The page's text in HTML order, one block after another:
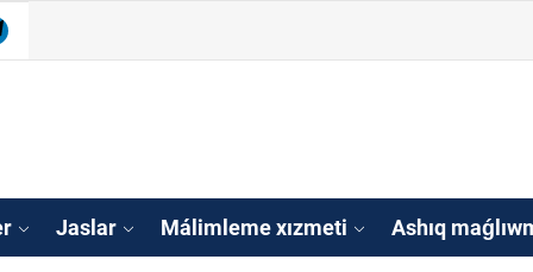
agentligi
Jaslar Málimleme xızmeti Ashıq